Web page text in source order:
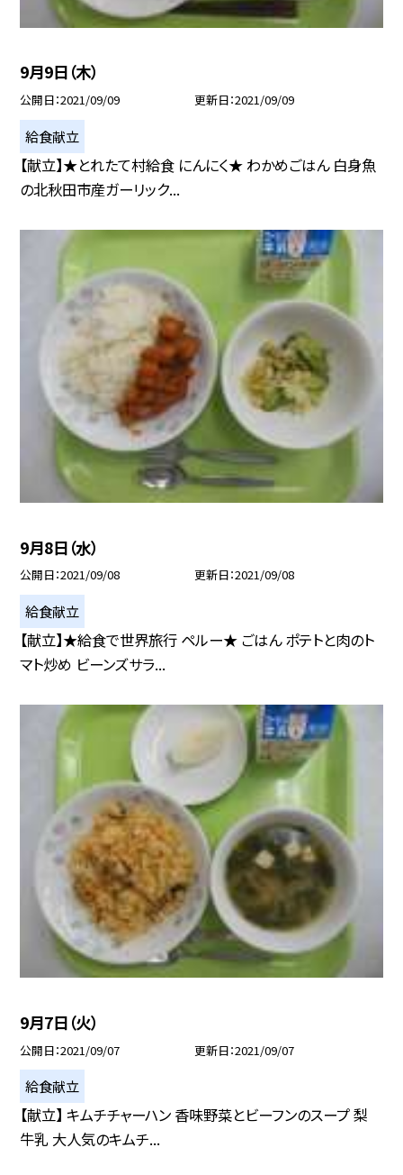
9月9日（木）
公開日 2021/09/09 更新日 2021/09/09
給食献立
【献立】★とれたて村給食 にんにく★ わかめごはん 白身魚
の北秋田市産ガーリック...
9月8日（水）
公開日 2021/09/08 更新日 2021/09/08
給食献立
【献立】★給食で世界旅行 ペルー★ ごはん ポテトと肉のト
マト炒め ビーンズサラ...
9月7日（火）
公開日 2021/09/07 更新日 2021/09/07
給食献立
【献立】 キムチチャーハン 香味野菜とビーフンのスープ 梨
牛乳 大人気のキムチ...